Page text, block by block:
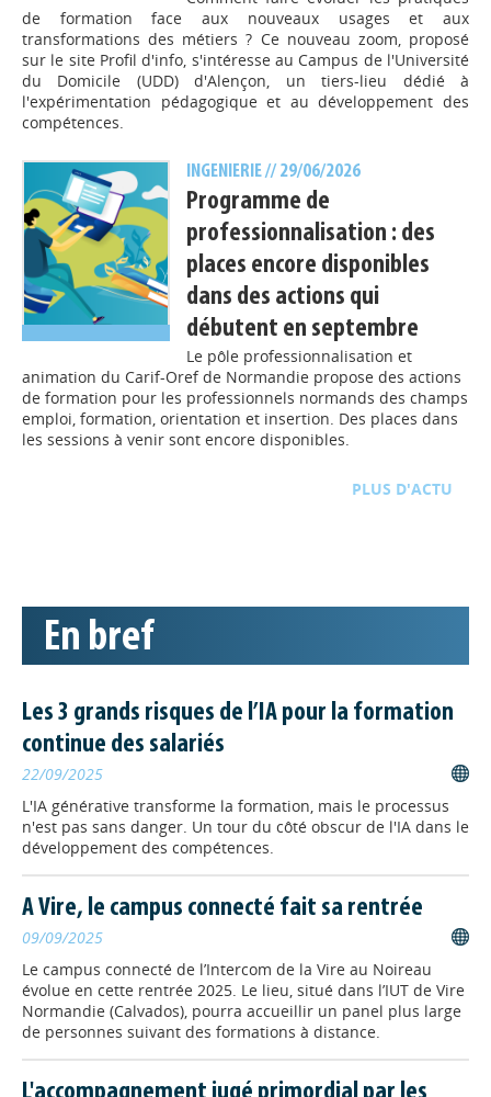
de formation face aux nouveaux usages et aux
transformations des métiers ? Ce nouveau zoom, proposé
sur le site Profil d'info, s'intéresse au Campus de l'Université
du Domicile (UDD) d'Alençon, un tiers-lieu dédié à
l'expérimentation pédagogique et au développement des
compétences.
INGENIERIE// 29/06/2026
Programme de
professionnalisation : des
places encore disponibles
dans des actions qui
débutent en septembre
Le pôle professionnalisation et
animation du Carif-Oref de Normandie propose des actions
de formation pour les professionnels normands des champs
emploi, formation, orientation et insertion. Des places dans
les sessions à venir sont encore disponibles.
D'ACTU
capable de reproduire "les
sans réellement comprendre
l’expérience humaine qu’elle accompagne ?"
Faut-il encore apprendre au
XXIème siècle, quand les
machines savent déjà tout ?
Comment apprendre, former et
développer les compétences dans un
transforme profondément notre
rapport au savoir ? Question posée à François Taddei,
auteur du rapport au gouvernement sur l’iA dans
l’enseignement supérieur et signé « Apprendre au XXIe
siècle ».
En bref
Les 3 grands risques de l’IA pour la formation
continue des salariés
22/09/2025
L'IA générative transforme la formation, mais le processus
n'est pas sans danger. Un tour du côté obscur de l'IA dans le
développement des compétences.
A Vire, le campus connecté fait sa rentrée
09/09/2025
Le campus connecté de l’Intercom de la Vire au Noireau
évolue en cette rentrée 2025. Le lieu, situé dans l’IUT de Vire
Normandie (Calvados), pourra accueillir un panel plus large
de personnes suivant des formations à distance.